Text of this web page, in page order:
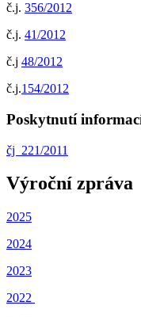
č.j. 356/2012
č.j. 41/2012
č.j 48/2012
č.j.154/2012
Poskytnutí
čj 221/2011
Výroční zpráva
2025
2024
2023
2022